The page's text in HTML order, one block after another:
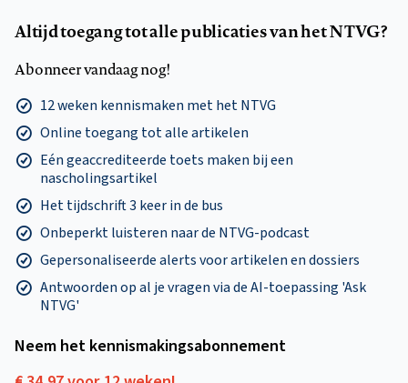
Altijd toegang tot alle publicaties van het NTVG?
Abonneer vandaag nog!
12 weken kennismaken met het NTVG
Online toegang tot alle artikelen
Eén geaccrediteerde toets maken bij een
nascholingsartikel
Het tijdschrift 3 keer in de bus
Onbeperkt luisteren naar de NTVG-podcast
Gepersonaliseerde alerts voor artikelen en dossiers
Antwoorden op al je vragen via de AI-toepassing 'Ask
NTVG'
Neem het kennismakings­abonnement